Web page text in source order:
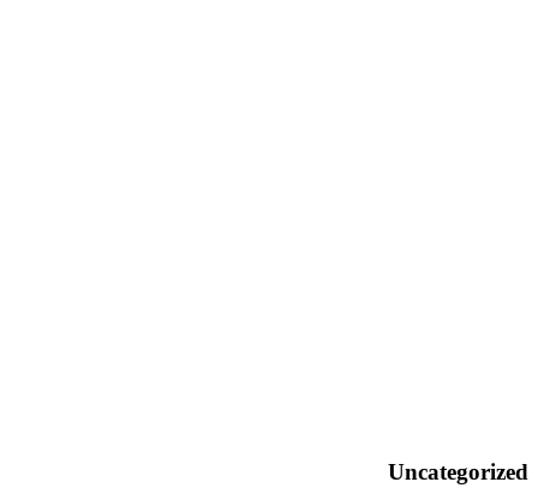
Uncategorized